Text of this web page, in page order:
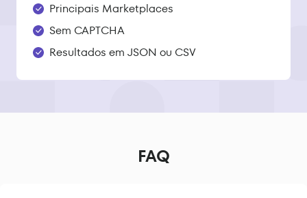
Principais Marketplaces
Sem CAPTCHA
Resultados em JSON ou CSV
FAQ